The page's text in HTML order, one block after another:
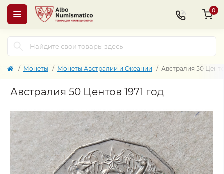
0
Монеты Монеты Австралии и Океании Австралия 50
Австралия 50 Центов 1971 год